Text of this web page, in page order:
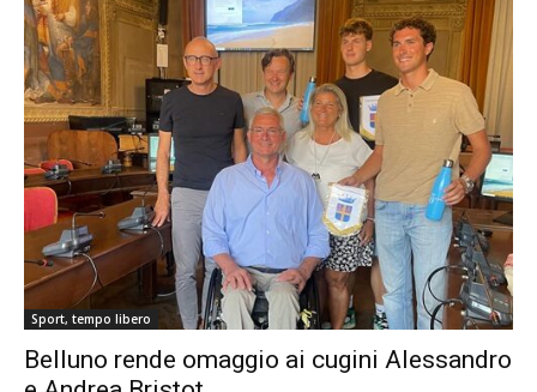
Sport, tempo libero
Belluno rende omaggio ai cugini Alessandro